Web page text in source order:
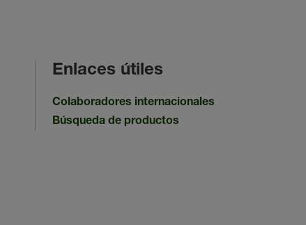
Enlaces útiles
Colaboradores internacionales
Búsqueda de productos